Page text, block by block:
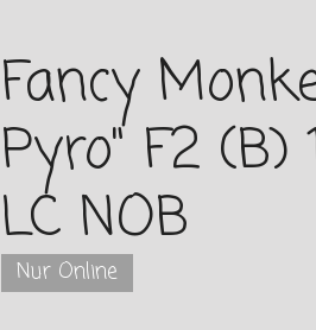
Fancy
Pyro" F2 (B)
LC NOB
Nur Online